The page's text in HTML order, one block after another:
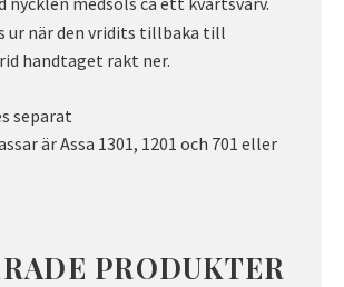
ur när den vridits tillbaka till
handtaget rakt ner.
separat
är Assa 1301, 1201 och 701 eller
PRODUKTER